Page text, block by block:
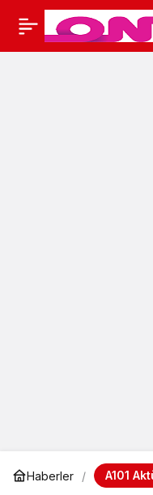
Haberler A101
Hantavirüs Nedir?